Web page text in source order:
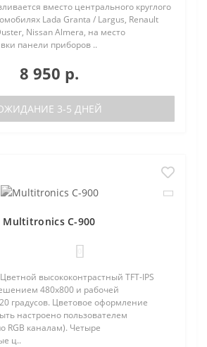
вместо центрального круглого
Lada Granta / Largus, Renault
Nissan Almera, на место
панели приборов ..
8 950 р.
3-5 ДНЕЙ
Multitronics C-900
высококонтрастный TFT-IPS
480х800 и рабочей
градусов. Цветовое оформление
настроено пользователем
RGB каналам). Четыре
ц..